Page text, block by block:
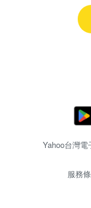
Yahoo台灣
服務